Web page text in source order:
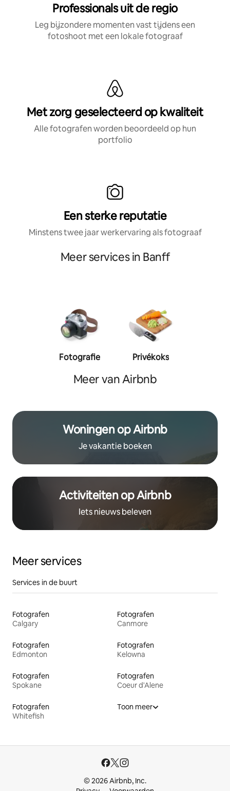
Professionals uit de regio
Leg bijzondere momenten vast tijdens een
fotoshoot met een lokale fotograaf
Met zorg geselecteerd op kwaliteit
Alle fotografen worden beoordeeld op hun
portfolio
Een sterke reputatie
Minstens twee jaar werkervaring als fotograaf
Meer services in Banff
Fotografie Privékoks
Meer van Airbnb
Woningen op Airbnb
Je vakantie boeken
Activiteiten op Airbnb
Iets nieuws beleven
Meer services
Services in de buurt
Fotografen
Calgary
Fotografen
Canmore
Fotografen
Edmonton
Fotografen
Kelowna
Fotografen
Spokane
Fotografen
Coeur d'Alene
Fotografen
Whitefish
Toon meer
© 2026 Airbnb, Inc.